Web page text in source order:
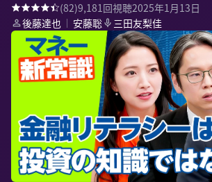
(82)9,181回視聴2025年1月13日
後藤達也 ｜ 安藤聡 三田友梨佳